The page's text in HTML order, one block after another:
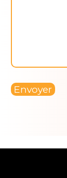
Envoyer
r